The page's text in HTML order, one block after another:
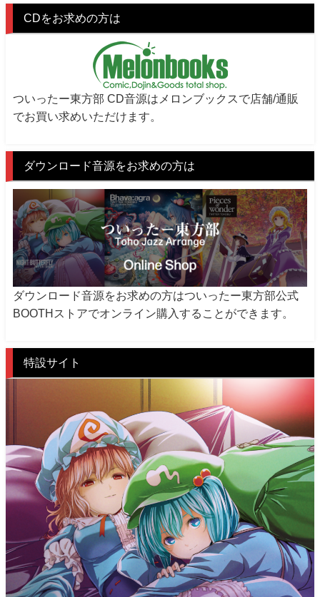
CDをお求めの方は
ついったー東方部 CD音源はメロンブックスで店舗/通販
でお買い求めいただけます。
ダウンロード音源をお求めの方は
ダウンロード音源をお求めの方はついったー東方部公式
BOOTHストアでオンライン購入することができます。
特設サイト